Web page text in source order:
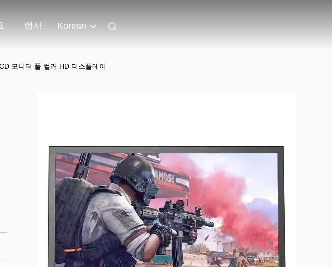
행사 Korean
모니터 풀 컬러 HD 디스플레이